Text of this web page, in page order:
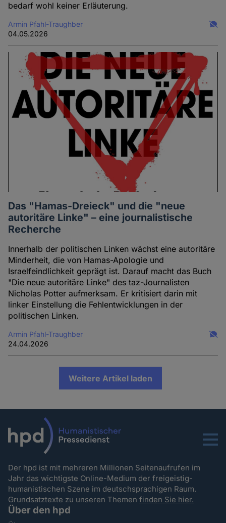
bedarf wohl keiner Erläuterung.
Armin Pfahl-Traughber
04.05.2026
Das "Hamas-Dreieck" und die "neue
autoritäre Linke" – eine journalistische
Recherche
Innerhalb der politischen Linken wächst eine autoritäre
Minderheit, die von Hamas-Apologie und
Israelfeindlichkeit geprägt ist. Darauf macht das Buch
"Die neue autoritäre Linke" des taz-Journalisten
Nicholas Potter aufmerksam. Er kritisiert darin mit
linker Einstellung die Fehlentwicklungen in der
politischen Linken.
Armin Pfahl-Traughber
24.04.2026
Weitere Artikel laden
Menu
Der hpd ist mit mehreren Millionen Seitenaufrufen im
Jahr das wichtigste Online-Medium der freigeistig-
humanistischen Szene im deutschsprachigen Raum.
Grundsatztexte zu unseren Themenfinden Sie hier.
Über den hpd